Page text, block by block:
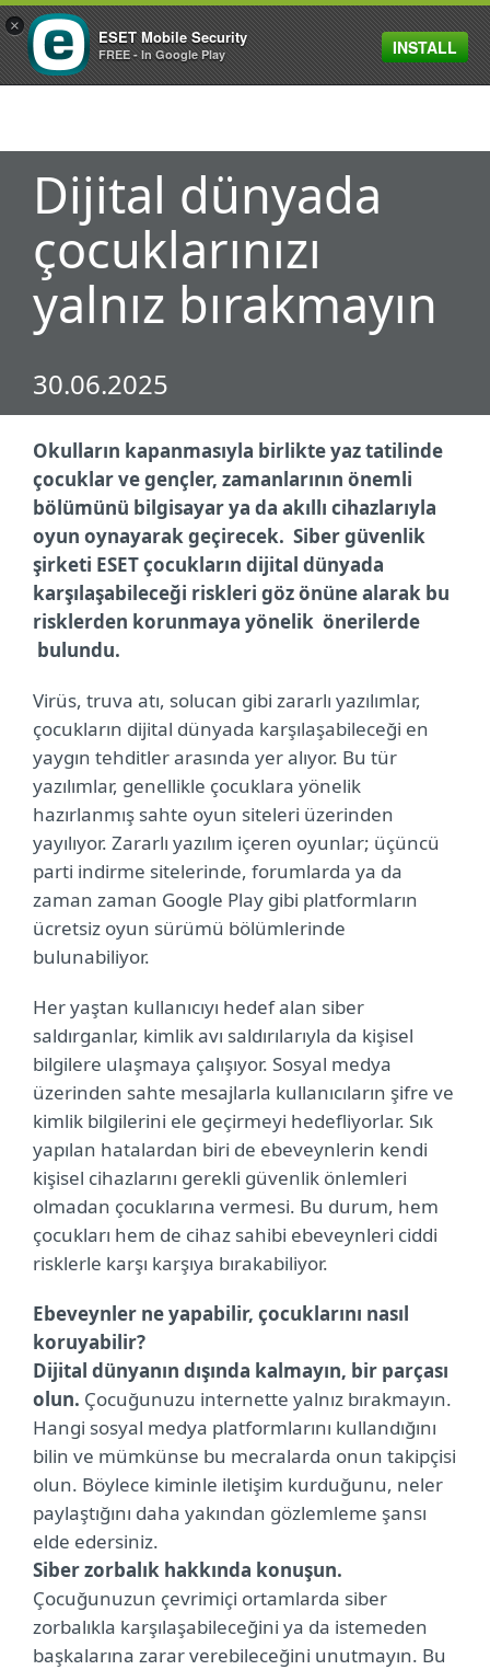
MENU
Dijital dünyada
çocuklarınızı
yalnız bırakmayın
30.06.2025
Okulların kapanmasıyla birlikte yaz tatilinde
çocuklar ve gençler, zamanlarının önemli
bölümünü bilgisayar ya da akıllı cihazlarıyla
oyun oynayarak geçirecek. Siber güvenlik
şirketi ESET çocukların dijital dünyada
karşılaşabileceği riskleri göz önüne alarak bu
risklerden korunmaya yönelik önerilerde
bulundu.
Virüs, truva atı, solucan gibi zararlı yazılımlar,
çocukların dijital dünyada karşılaşabileceği en
yaygın tehditler arasında yer alıyor. Bu tür
yazılımlar, genellikle çocuklara yönelik
hazırlanmış sahte oyun siteleri üzerinden
yayılıyor. Zararlı yazılım içeren oyunlar; üçüncü
parti indirme sitelerinde, forumlarda ya da
zaman zaman Google Play gibi platformların
ücretsiz oyun sürümü bölümlerinde
bulunabiliyor.
Her yaştan kullanıcıyı hedef alan siber
saldırganlar, kimlik avı saldırılarıyla da kişisel
bilgilere ulaşmaya çalışıyor. Sosyal medya
üzerinden sahte mesajlarla kullanıcıların şifre ve
kimlik bilgilerini ele geçirmeyi hedefliyorlar. Sık
yapılan hatalardan biri de ebeveynlerin kendi
kişisel cihazlarını gerekli güvenlik önlemleri
olmadan çocuklarına vermesi. Bu durum, hem
çocukları hem de cihaz sahibi ebeveynleri ciddi
risklerle karşı karşıya bırakabiliyor.
Ebeveynler ne yapabilir, çocuklarını nasıl
koruyabilir?
Dijital dünyanın dışında kalmayın, bir parçası
olun. Çocuğunuzu internette yalnız bırakmayın.
Hangi sosyal medya platformlarını kullandığını
bilin ve mümkünse bu mecralarda onun takipçisi
olun. Böylece kiminle iletişim kurduğunu, neler
paylaştığını daha yakından gözlemleme şansı
elde edersiniz.
Siber zorbalık hakkında konuşun.
Çocuğunuzun çevrimiçi ortamlarda siber
zorbalıkla karşılaşabileceğini ya da istemeden
başkalarına zarar verebileceğini unutmayın. Bu
×
ESET Mobile Security
FREE - In Google Play INSTALL